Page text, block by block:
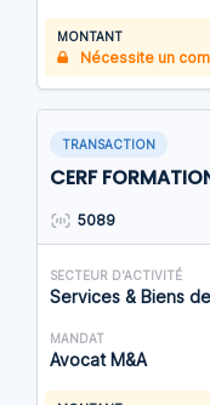
MONTANT
Nécessite un
TRANSACTION
CERF
5089
SECTEUR D'ACTIVITÉ
Services & Biens
MANDAT
Avocat M&A